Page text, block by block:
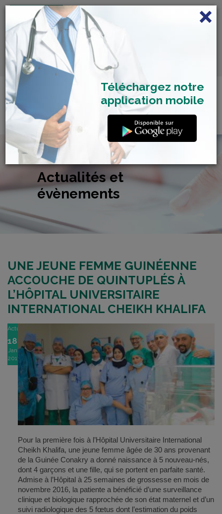
FRANÇAIS
Centre de Check-up Bilan
Santé
Actualités et
évènements
UNE JEUNE FEMME GUINÉENNE
ACCOUCHE DE QUINTUPLÉS À
L’HÔPITAL UNIVERSITAIRE
INTERNATIONAL CHEIKH KHALIFA
Actu
18
Jan
2017
Pour la première fois à l’Hôpital Universitaire International
Cheikh Khalifa, une jeune femme âgée de 30 ans provenant
de la Guinée Conakry a donné naissance à 5 nouveau-nés,
dont 4 garçons et une fille, qui se portent en parfaite santé.
Admise à l’Hôpital à 25 semaines de grossesse en mois de
novembre 2016, la patiente a bénéficié d’une surveillance
clinique et biologique rapprochée de son état maternel et d’un
suivi radiologique des 5 fœtus dont l’estimation du poids
Téléchargez notre
application mobile